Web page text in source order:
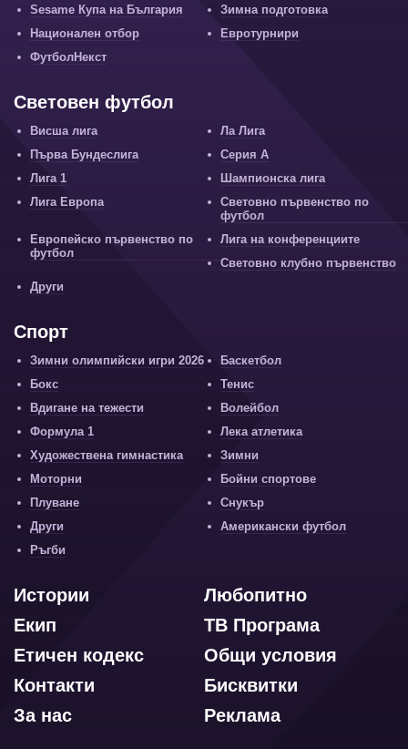
Sesame Купа на България
Зимна подготовка
Национален отбор
Евротурнири
ФутболНекст
Световен футбол
Висша лига
Ла Лига
Първа Бундеслига
Серия А
Лига 1
Шампионска лига
Лига Европа
Световно първенство по
футбол
Европейско първенство по
футбол
Лига на конференциите
Световно клубно първенство
Други
Спорт
Зимни олимпийски игри 2026
Баскетбол
Бокс
Тенис
Вдигане на тежести
Волейбол
Формула 1
Лека атлетика
Художествена гимнастика
Зимни
Моторни
Бойни спортове
Плуване
Снукър
Други
Американски футбол
Ръгби
Любопитно
Истории
ТВ Програма
Екип
Общи условия
Етичен кодекс
Бисквитки
Контакти
Реклама
За нас